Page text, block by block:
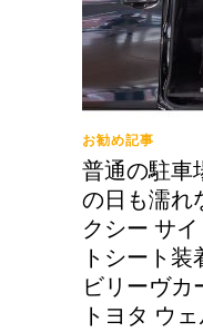
お勧め記事
普通の駐車
の日も濡れ
クシー サ
トシート
ビリーヴカ
トヨタ ウ